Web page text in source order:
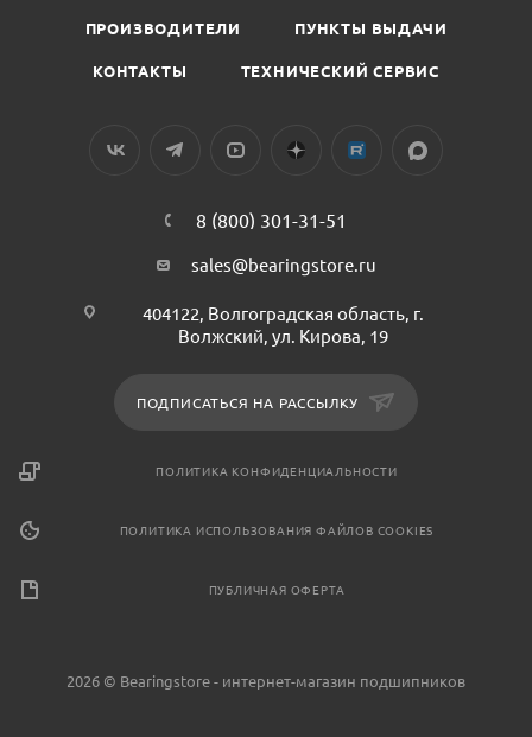
ПРОИЗВОДИТЕЛИ ПУНКТЫ ВЫДАЧИ
КОНТАКТЫ ТЕХНИЧЕСКИЙ СЕРВИС
8 (800) 301-31-51
sales@bearingstore.ru
404122, Волгоградская область, г.
Волжский, ул. Кирова, 19
ПОДПИСАТЬСЯ НА РАССЫЛКУ
ПОЛИТИКА КОНФИДЕНЦИАЛЬНОСТИ
ПОЛИТИКА ИСПОЛЬЗОВАНИЯ ФАЙЛОВ COOKIES
ПУБЛИЧНАЯ ОФЕРТА
2026 © Bearingstore - интернет-магазин подшипников